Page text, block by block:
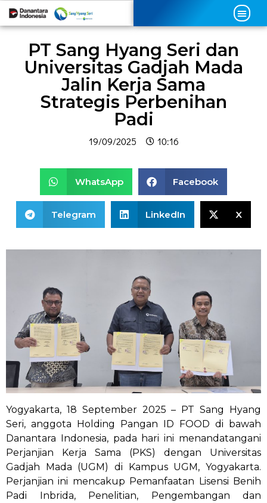
PT Sang Hyang Seri dan
Universitas Gadjah Mada
Jalin Kerja Sama
Strategis Perbenihan
Padi
19/09/2025 10:16
WhatsApp Facebook
Telegram LinkedIn X
Yogyakarta, 18 September 2025 – PT Sang Hyang
Seri, anggota Holding Pangan ID FOOD di bawah
Danantara Indonesia, pada hari ini menandatangani
Perjanjian Kerja Sama (PKS) dengan Universitas
Gadjah Mada (UGM) di Kampus UGM, Yogyakarta.
Perjanjian ini mencakup Pemanfaatan Lisensi Benih
Padi Inbrida, Penelitian, Pengembangan dan